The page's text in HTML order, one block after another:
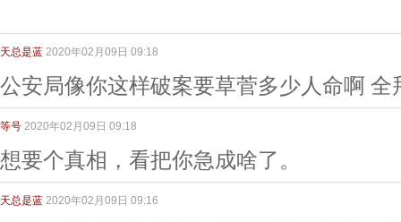
天总是蓝 2020年02月09日 09:18
公安局像你这样破案要草菅多少人命啊 全
等号 2020年02月09日 09:18
想要个真相，看把你急成啥了。
天总是蓝 2020年02月09日 09:16